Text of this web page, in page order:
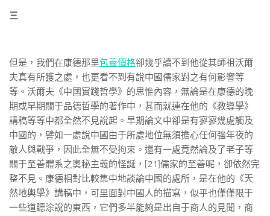
三
但是，我們在康德那里包養價格卻幾乎讀不到他從其師祖沃爾
夫真有所獲之處，也更看不到有說中國儒家對之有何影響等
等。沃爾夫《中國實踐哲學》的思惟內容，無論是在康德的晚
期或早期關于品德哲學的著作中，甚而就連在他的《教導學》
講稿等等中都全然不見說起。早期論文中卻是有寥寥幾處觸及
中國的，譬如一處說中國由于所處地位無須擔心任何強年夜的
敵人與戰爭，因此全無不受拘束。還有一處竟然論及了老子等
關于至善體系之奧秘主義的怪誕，[21]儒家的至善呢，卻依然完
整不見。康德相對比較集中地談論中國的處所，是在他的《天
然地輿學》講稿中，可里面對中國人的描寫，似乎也僅僅限于
一些道聼涂說的東西，它們多半能夠是出自于商人的見聞，商